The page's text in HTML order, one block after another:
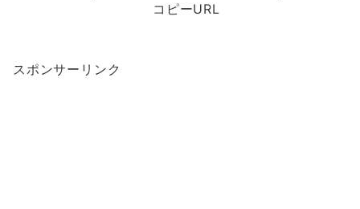
コピーURL
スポンサーリンク